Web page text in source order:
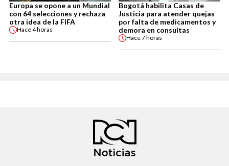
Europa se opone a un Mundial
con 64 selecciones y rechaza
otra idea de la FIFA
Hace4 horas
Bogotá habilita Casas de
Justicia para atender quejas
por falta de medicamentos y
demora en consultas
Hace7 horas